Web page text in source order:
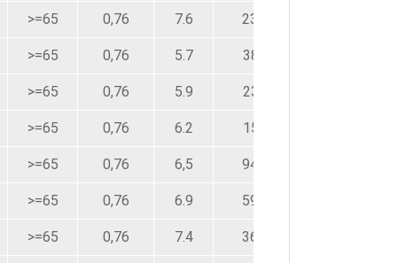
>=65 0,76 7.6 23.2
>=65 0,76 5.7 381
>=65 0,76 5.9 239
>=65 0,76 6.2 150
>=65 0,76 6,5 94,2
>=65 0,76 6.9 59,4
>=65 0,76 7.4 36,7